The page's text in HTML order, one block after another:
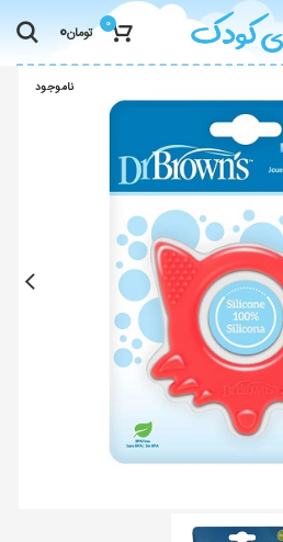
0 تومان0
ناموجود